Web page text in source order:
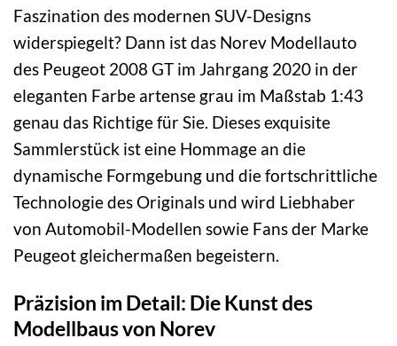
Faszination des modernen SUV-Designs
widerspiegelt? Dann ist das Norev Modellauto
des Peugeot 2008 GT im Jahrgang 2020 in der
eleganten Farbe artense grau im Maßstab 1:43
genau das Richtige für Sie. Dieses exquisite
Sammlerstück ist eine Hommage an die
dynamische Formgebung und die fortschrittliche
Technologie des Originals und wird Liebhaber
von Automobil-Modellen sowie Fans der Marke
Peugeot gleichermaßen begeistern.
Präzision im Detail: Die Kunst des
Modellbaus von Norev